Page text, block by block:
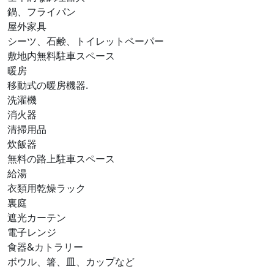
鍋、フライパン
屋外家具
シーツ、石鹸、トイレットペーパー
敷地内無料駐⁠車ス⁠ペ⁠ー⁠ス
暖房
移動式の暖房機器.
洗濯機
消火器
清掃用品
炊飯器
無料の路上駐⁠車ス⁠ペ⁠ー⁠ス
給湯
衣類用乾燥ラック
裏庭
遮光カーテン
電子レンジ
食器&カトラリー
ボウル、箸、皿、カップなど